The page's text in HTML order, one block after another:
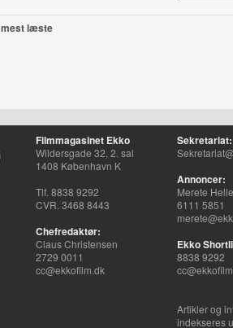
mest læste
Filmmagasinet Ekko
Wildersgade 32, 2. sal
1408 København K
Tlf. 8838 9292
CVR. 3468 8443
Chefredaktør:
Claus Christensen
2729 0011
cc@ekkofilm.dk
Sekretariat:
Annoncer:
Merete
6111 5851
Ekko
8838 9292
Artikler og
indekseres